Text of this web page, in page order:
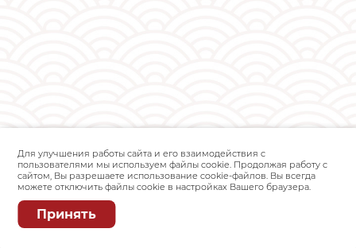
Для улучшения работы сайта и его взаимодействия с
пользователями мы используем файлы cookie. Продолжая работу с
сайтом, Вы разрешаете использование cookie-файлов. Вы всегда
можете отключить файлы cookie в настройках Вашего браузера.
Принять